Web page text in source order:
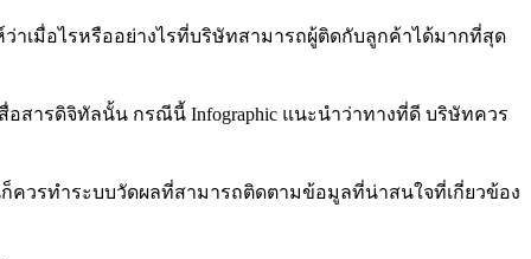
เมื่อไรหรืออย่างไรที่บริษัทสามารถผู้ติดกับลูกค้าได้มากที่สุด
สารดิจิทัลนั้น กรณีนี้ Infographic แนะนำว่าทางที่ดี บริษัทควร
วรทำระบบวัดผลที่สามารถติดตามข้อมูลที่น่าสนใจที่เกี่ยวข้อง